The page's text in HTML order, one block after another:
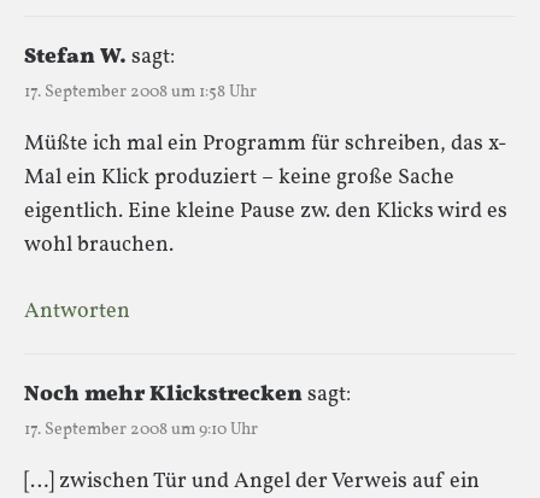
Stefan W. sagt:
17. September 2008 um 1:58 Uhr
Müßte ich mal ein Programm für schreiben, das x-
Mal ein Klick produziert – keine große Sache
eigentlich. Eine kleine Pause zw. den Klicks wird es
wohl brauchen.
Antworten
Noch mehr Klickstreckensagt:
17. September 2008 um 9:10 Uhr
[…] zwischen Tür und Angel der Verweis auf ein